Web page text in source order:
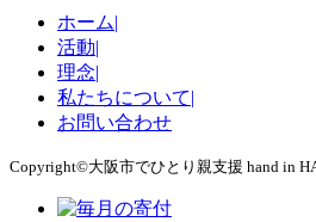
ホーム|
活動|
理念|
私たちについて|
お問い合わせ
Copyright©大阪市でひとり親支援 hand in